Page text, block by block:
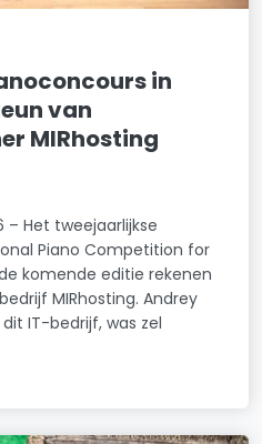
in
van
MIRhosting
– Het tweejaarlijkse
Piano Competition for
komende editie rekenen
MIRhosting. Andrey
IT-bedrijf, was zel